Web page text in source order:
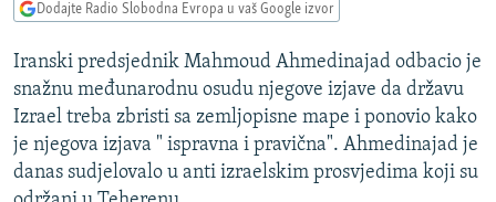
Pređite
pretragu
VIZUELNO
VIDEO
FOTOGALERIJE
INFOGRAFIKE
PODCASTI
RAT U UKRAJINI
KINA NA BALKANU
RSE PRIČE IZ SVIJETA
Dodajte Radio Slobodna Evropa u vaš Google izvor
Iranski predsjednik Mahmoud Ahmedinajad odbacio je
snažnu međunarodnu osudu njegove izjave da državu
Izrael treba zbristi sa zemljopisne mape i ponovio kako
je njegova izjava " ispravna i pravična". Ahmedinajad je
danas sudjelovalo u anti izraelskim prosvjedima koji su